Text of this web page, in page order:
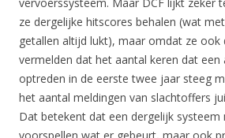
ze dergelijke hitscores behalen (wat
getallen altijd lukt), maar omdat ze ook
vermelden dat het aantal keren dat een
optreden in de eerste twee jaar steeg
het aantal meldingen van slachtoffers
Dat betekent dat een dergelijk systeem